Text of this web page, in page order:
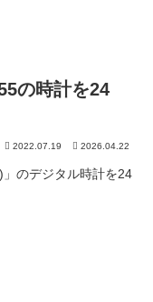
の時計を24
2022.07.19 2026.04.22
のデジタル時計を24